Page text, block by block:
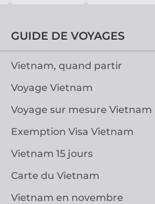
GUIDE DE VOYAGES
Vietnam, quand partir
Voyage Vietnam
Voyage sur mesure Vietnam
Exemption Visa Vietnam
Vietnam 15 jours
Carte du Vietnam
Vietnam en novembre